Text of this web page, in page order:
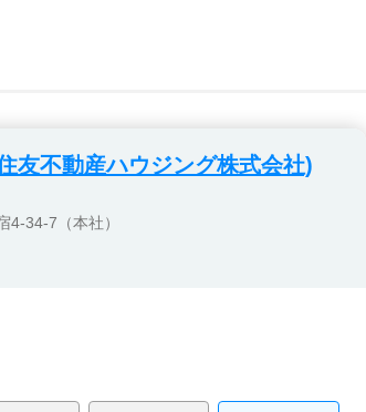
友不動産ハウジング株式会社)
4-34-7（本社）